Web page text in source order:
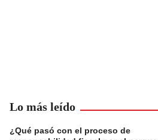
Lo más leído
¿Qué pasó con el proceso de